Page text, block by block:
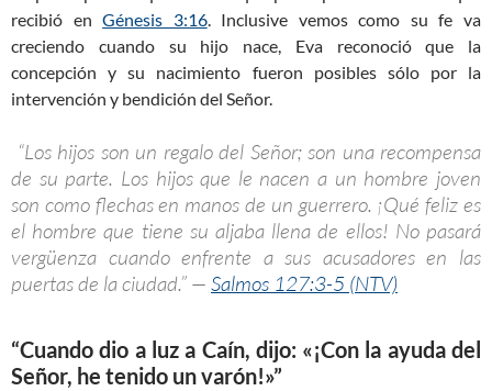
recibió enGénesis 3:16. Inclusive vemos como su fe va
creciendo cuando su hijo nace, Eva reconoció que la
concepción y su nacimiento fueron posibles sólo por la
intervención y bendición del Señor.
“Los hijos son un regalo del Señor; son una recompensa
de su parte. Los hijos que le nacen a un hombre joven
son como flechas en manos de un guerrero. ¡Qué feliz es
el hombre que tiene su aljaba llena de ellos! No pasará
vergüenza cuando enfrente a sus acusadores en las
puertas de la ciudad.” — Salmos 127:3-5 (NTV)
“Cuando dio a luz a Caín, dijo: «¡Con la ayuda del
Señor, he tenido un varón!»”